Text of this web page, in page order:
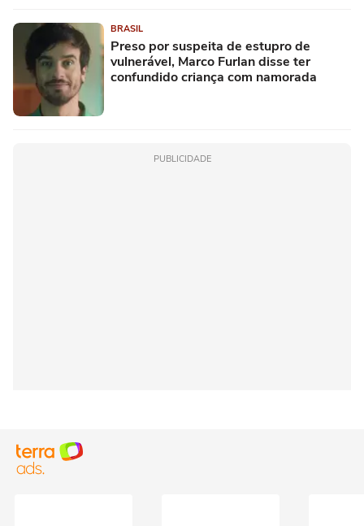
BRASIL
Preso por suspeita de estupro de
vulnerável, Marco Furlan disse ter
confundido criança com namorada
PUBLICIDADE